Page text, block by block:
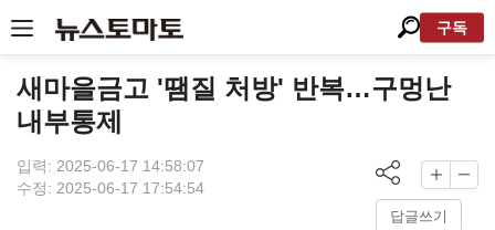
구독
새마을금고 '땜질 처방' 반복…구멍난
내부통제
입력: 2025-06-17 14:58:07
수정: 2025-06-17 17:54:54
답글쓰기